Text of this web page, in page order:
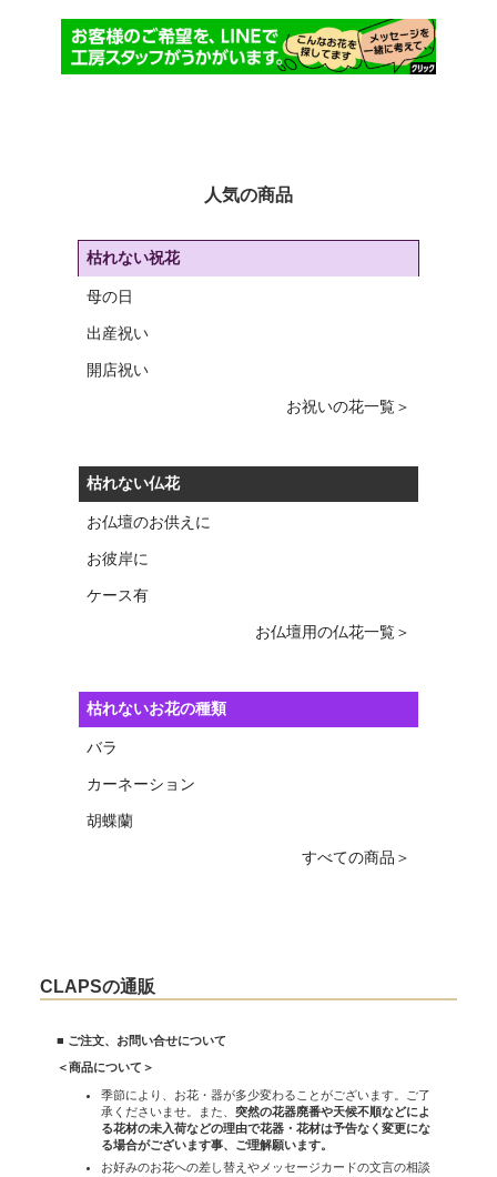
人気の商品
枯れない祝花
母の日
出産祝い
開店祝い
お祝いの花一覧＞
枯れない仏花
お仏壇のお供えに
お彼岸に
ケース有
お仏壇用の仏花一覧＞
枯れないお花の種類
バラ
カーネーション
胡蝶蘭
すべての商品＞
CLAPSの通販
■ ご注文、お問い合せについて
＜商品について＞
季節により、お花・器が多少変わることがございます。ご了
承くださいませ。また、 突然の花器廃番や天候不順などによ
る花材の未入荷などの理由で花器・花材は予告なく変更にな
る場合がございます事、ご理解願います。
お好みのお花への差し替えやメッセージカードの文言の相談